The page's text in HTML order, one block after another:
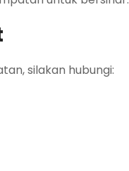
silakan hubungi: